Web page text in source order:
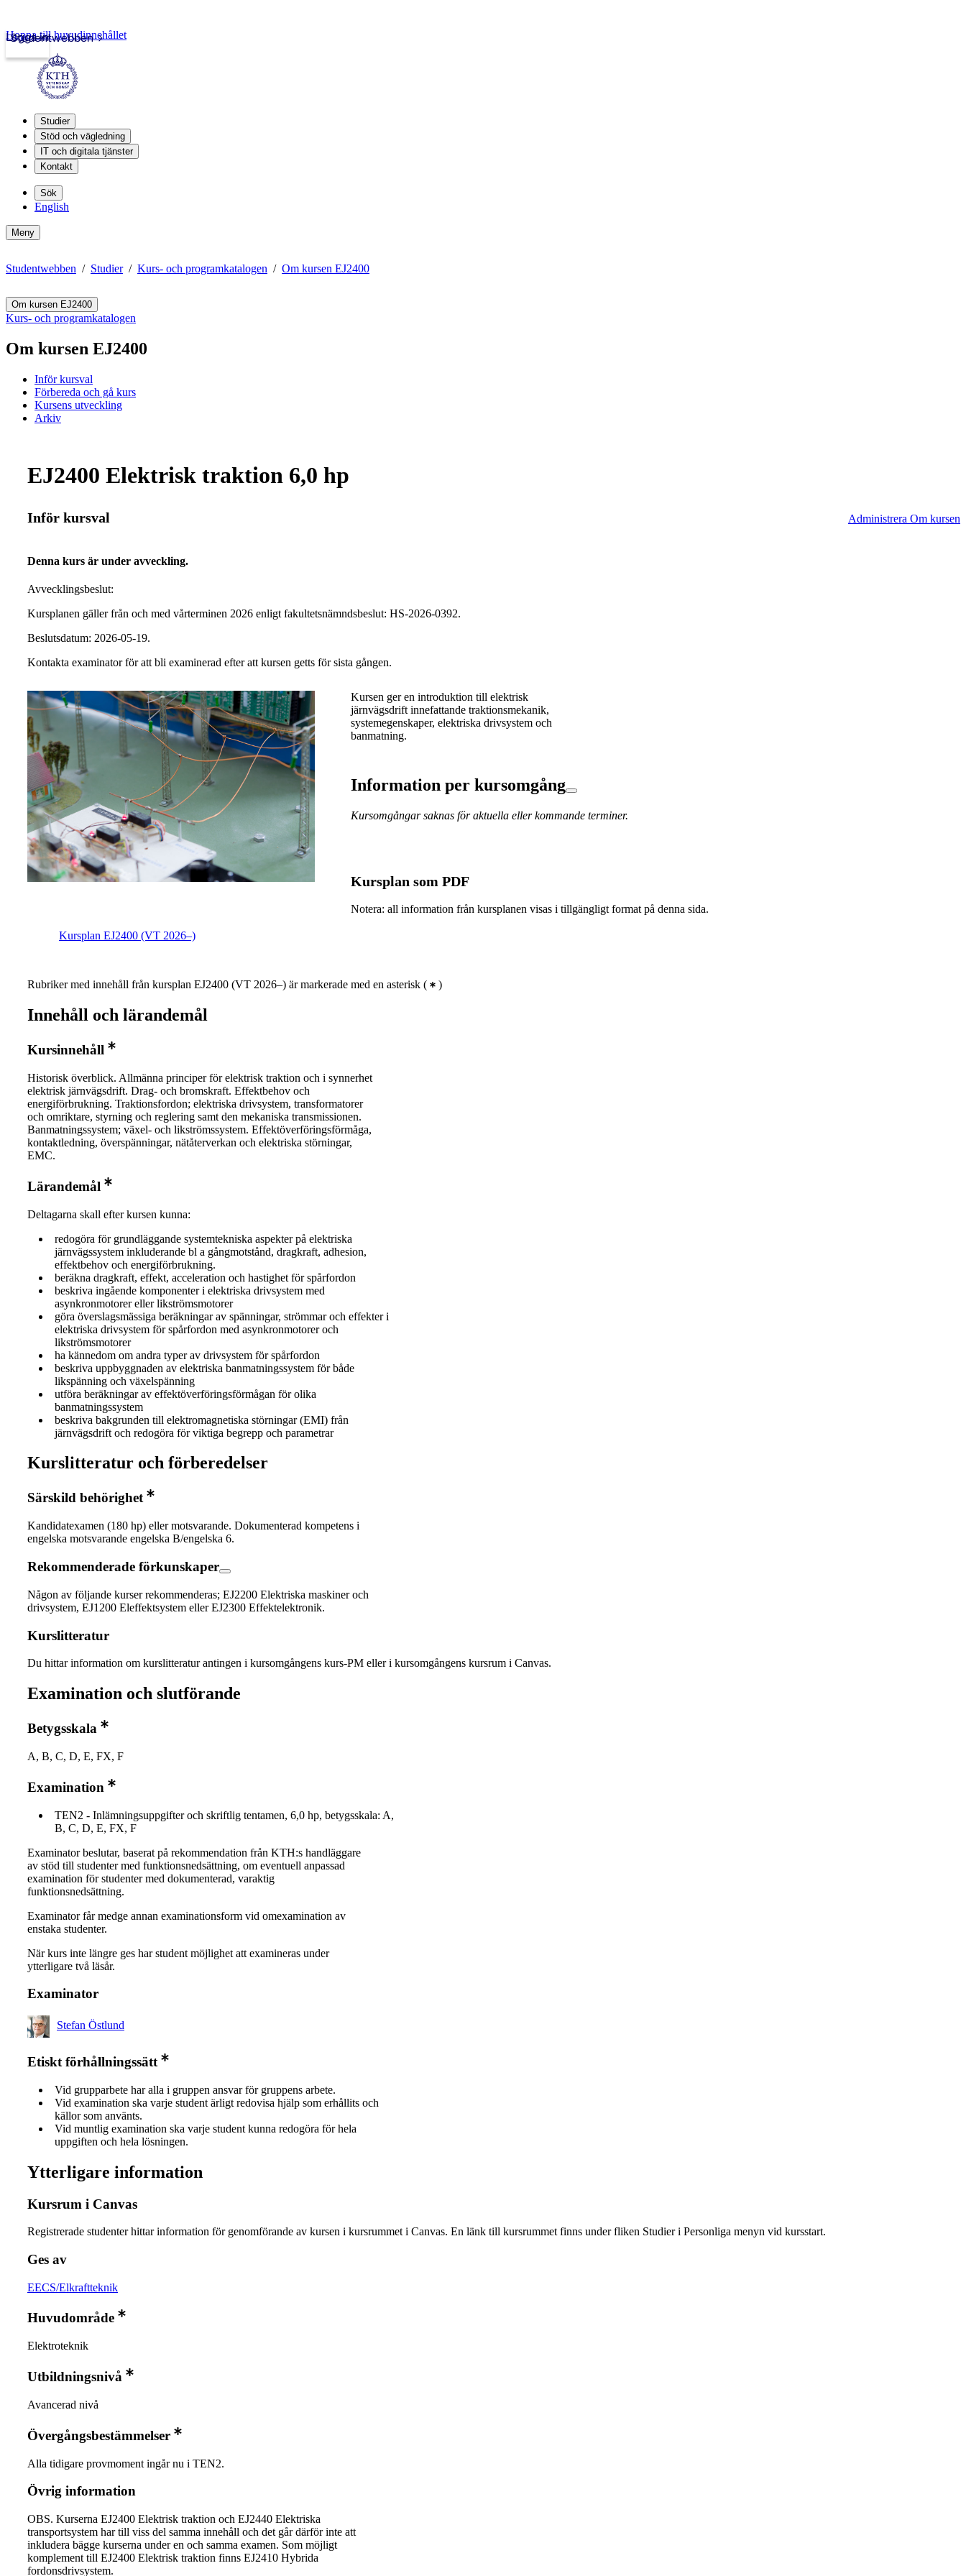
Studentwebben
Logga in
Hoppa till huvudinnehållet
Studier
Stöd och vägledning
IT och digitala tjänster
Kontakt
Sök
English
Meny
Studentwebben Studier Kurs- och programkatalogen Om kursen EJ2400
Om kursen EJ2400
Kurs- och programkatalogen
Om kursen EJ2400
Inför kursval
Förbereda och gå kurs
Kursens utveckling
Arkiv
EJ2400 Elektrisk traktion 6,0 hp
Inför kursval Administrera Om kursen
Denna kurs är under avveckling.
Avvecklingsbeslut:
Kursplanen gäller från och med vårterminen 2026 enligt fakultetsnämndsbeslut: HS-2026-0392.
Beslutsdatum: 2026-05-19.
Kontakta examinator för att bli examinerad efter att kursen getts för sista gången.
Kursen ger en introduktion till elektrisk
järnvägsdrift innefattande traktionsmekanik,
systemegenskaper, elektriska drivsystem och
banmatning.
Information per kursomgång
Kursomgångar saknas för aktuella eller kommande terminer.
Kursplan som PDF
Notera: all information från kursplanen visas i tillgängligt format på denna sida.
Kursplan EJ2400 (VT 2026–)
Rubriker med innehåll från kursplan EJ2400 (VT 2026–) är markerade med en asterisk ( )
Innehåll och lärandemål
Kursinnehåll
Historisk överblick. Allmänna principer för elektrisk traktion och i synnerhet
elektrisk järnvägsdrift. Drag- och bromskraft. Effektbehov och
energiförbrukning. Traktionsfordon; elektriska drivsystem, transformatorer
och omriktare, styrning och reglering samt den mekaniska transmissionen.
Banmatningssystem; växel- och likströmssystem. Effektöverföringsförmåga,
kontaktledning, överspänningar, nätåterverkan och elektriska störningar,
EMC.
Lärandemål
Deltagarna skall efter kursen kunna:
redogöra för grundläggande systemtekniska aspekter på elektriska
järnvägssystem inkluderande bl a gångmotstånd, dragkraft, adhesion,
effektbehov och energiförbrukning.
beräkna dragkraft, effekt, acceleration och hastighet för spårfordon
beskriva ingående komponenter i elektriska drivsystem med
asynkronmotorer eller likströmsmotorer
göra överslagsmässiga beräkningar av spänningar, strömmar och effekter i
elektriska drivsystem för spårfordon med asynkronmotorer och
likströmsmotorer
ha kännedom om andra typer av drivsystem för spårfordon
beskriva uppbyggnaden av elektriska banmatningssystem för både
likspänning och växelspänning
utföra beräkningar av effektöverföringsförmågan för olika
banmatningssystem
beskriva bakgrunden till elektromagnetiska störningar (EMI) från
järnvägsdrift och redogöra för viktiga begrepp och parametrar
Kurslitteratur och förberedelser
Särskild behörighet
Kandidatexamen (180 hp) eller motsvarande. Dokumenterad kompetens i
engelska motsvarande engelska B/engelska 6.
Rekommenderade förkunskaper
Någon av följande kurser rekommenderas; EJ2200 Elektriska maskiner och
drivsystem, EJ1200 Eleffektsystem eller EJ2300 Effektelektronik.
Kurslitteratur
Du hittar information om kurslitteratur antingen i kursomgångens kurs-PM eller i kursomgångens kursrum i Canvas.
Examination och slutförande
Betygsskala
A, B, C, D, E, FX, F
Examination
TEN2 - Inlämningsuppgifter och skriftlig tentamen, 6,0 hp, betygsskala: A,
B, C, D, E, FX, F
Examinator beslutar, baserat på rekommendation från KTH:s handläggare
av stöd till studenter med funktionsnedsättning, om eventuell anpassad
examination för studenter med dokumenterad, varaktig
funktionsnedsättning.
Examinator får medge annan examinationsform vid omexamination av
enstaka studenter.
När kurs inte längre ges har student möjlighet att examineras under
ytterligare två läsår.
Examinator
Stefan Östlund
Etiskt förhållningssätt
Vid grupparbete har alla i gruppen ansvar för gruppens arbete.
Vid examination ska varje student ärligt redovisa hjälp som erhållits och
källor som använts.
Vid muntlig examination ska varje student kunna redogöra för hela
uppgiften och hela lösningen.
Ytterligare information
Kursrum i Canvas
Registrerade studenter hittar information för genomförande av kursen i kursrummet i Canvas. En länk till kursrummet finns under fliken Studier i Personliga menyn vid kursstart.
Ges av
EECS/Elkraftteknik
Huvudområde
Elektroteknik
Utbildningsnivå
Avancerad nivå
Övergångsbestämmelser
Alla tidigare provmoment ingår nu i TEN2.
Övrig information
OBS. Kurserna EJ2400 Elektrisk traktion och EJ2440 Elektriska
transportsystem har till viss del samma innehåll och det går därför inte att
inkludera bägge kurserna under en och samma examen. Som möjligt
komplement till EJ2400 Elektrisk traktion finns EJ2410 Hybrida
fordonsdrivsystem.